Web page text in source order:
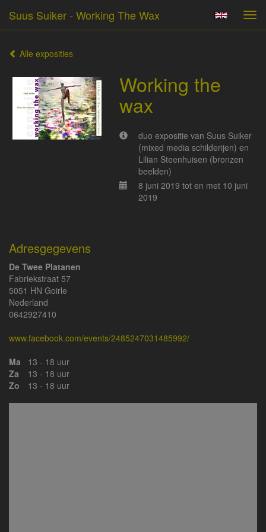
Suus Suiker - Working The Wax
Alle exposities
Working the
wax
duo expositie van Suus Suiker
(mixed media schilderijen) en
Lilian Steenhuisen (bronzen
beelden)
8 juni 2019 tot en met 10 juni
2019
Adresgegevens
De Twee Platanen
Fabriekstraat 57
5051 HN Goirle
Nederland
0642927410
www.facebook.com/events/2485247031485992/
Ma
13 - 18 uur
Za
13 - 18 uur
Zo
13 - 18 uur